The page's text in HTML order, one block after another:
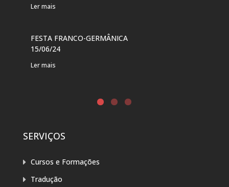
Ler mais
FESTA FRANCO-GERMÂNICA
15/06/24
Ler mais
SERVIÇOS
Cursos e Formações
Tradução